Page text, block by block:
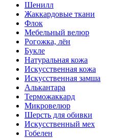
Шенилл
Жаккардовые ткани
Флок
Мебельный велюр
Рогожка, лён
Букле
Натуральная кожа
Искусственная кожа
Искусственная замша
Алькантара
Терможаккард
Микровелюр
Шерсть для обивки
Искусственный мех
Гобелен